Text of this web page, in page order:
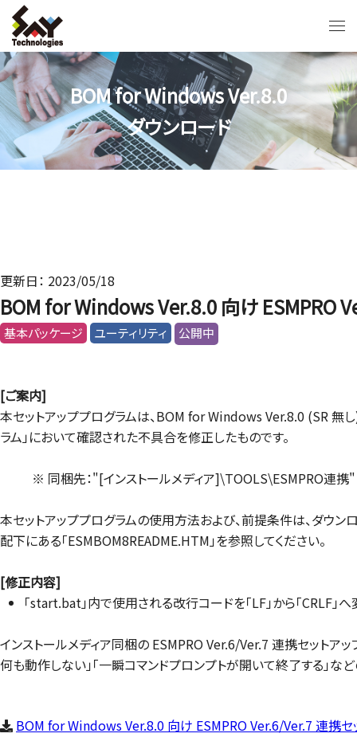
BOM for Windows Ver.8.0
ダウンロード
更新日： 2023/05/18
BOM for Windows Ver.8.0 向け ESMPRO
基本パッケージ ユーティリティ 公開中
[ご案内]
本セットアッププログラムは、BOM for Windows Ver.8.0 (SR 無
ラム」において確認された不具合を修正したものです。
※ 同梱先："[インストールメディア]\TOOLS\ESMPRO連携"
本セットアッププログラムの使用方法および、前提条件は、ダウ
配下にある「ESMBOM8README.HTM」を参照してください。
[修正内容]
「start.bat」内で使用される改行コードを「LF」から「CRLF」へ
インストールメディア同梱の ESMPRO Ver.6/Ver.7 連携セットアッ
何も動作しない」「一瞬コマンドプロンプトが開いて終了する」な
BOM for Windows Ver.8.0 向け ESMPRO Ver.6/Ver.7 連携セ